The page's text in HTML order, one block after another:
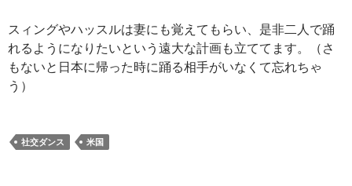
スィングやハッスルは妻にも覚えてもらい、是非二人で踊
れるようになりたいという遠大な計画も立ててます。（さ
もないと日本に帰った時に踊る相手がいなくて忘れちゃ
う）
社交ダンス 米国